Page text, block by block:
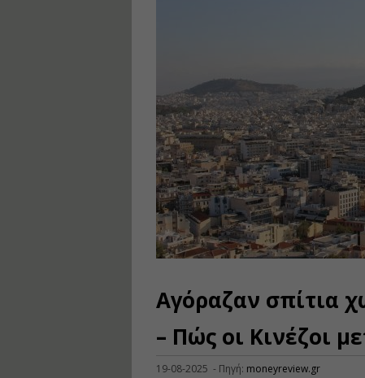
Αγόραζαν σπίτια
– Πώς οι Κινέζοι
19-08-2025 - Πηγή: moneyreview.gr